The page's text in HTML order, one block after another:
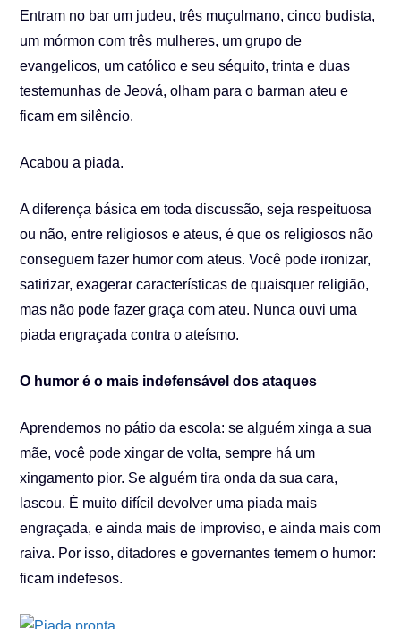
Entram no bar um judeu, três muçulmano, cinco budista,
um mórmon com três mulheres, um grupo de
evangelicos, um católico e seu séquito, trinta e duas
testemunhas de Jeová, olham para o barman ateu e
ficam em silêncio.
Acabou a piada.
A diferença básica em toda discussão, seja respeituosa
ou não, entre religiosos e ateus, é que os religiosos não
conseguem fazer humor com ateus. Você pode ironizar,
satirizar, exagerar características de quaisquer religião,
mas não pode fazer graça com ateu. Nunca ouvi uma
piada engraçada contra o ateísmo.
O humor é o mais indefensável dos ataques
Aprendemos no pátio da escola: se alguém xinga a sua
mãe, você pode xingar de volta, sempre há um
xingamento pior. Se alguém tira onda da sua cara,
lascou. É muito difícil devolver uma piada mais
engraçada, e ainda mais de improviso, e ainda mais com
raiva. Por isso, ditadores e governantes temem o humor:
ficam indefesos.